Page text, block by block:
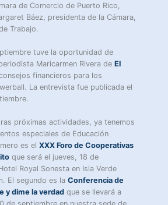
de Comercio de Puerto Rico,
Báez, presidenta de la Cámara,
Trabajo.
tuve la oportunidad de
Maricarmen Rivera deEl
financieros para los
La entrevista fue publicada el
próximas actividades, ya tenemos
especiales de Educación
es elXXX Foro de Cooperativas
que será el jueves, 18 de
Royal Sonesta en Isla Verde
El segundo es laConferencia de
y dime la verdad que se llevará a